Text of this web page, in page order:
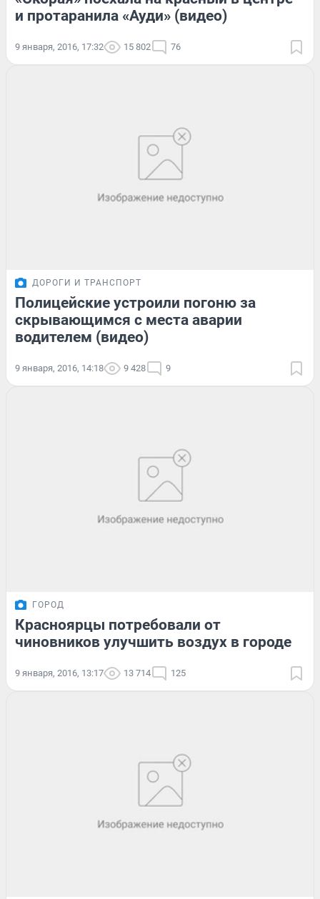
и протаранила «Ауди» (видео)
9 января, 2016, 17:32 15 802 76
ДОРОГИ И ТРАНСПОРТ
Полицейские устроили погоню за
скрывающимся с места аварии
водителем (видео)
9 января, 2016, 14:18 9 428 9
ГОРОД
Красноярцы потребовали от
чиновников улучшить воздух в городе
9 января, 2016, 13:17 13 714 125